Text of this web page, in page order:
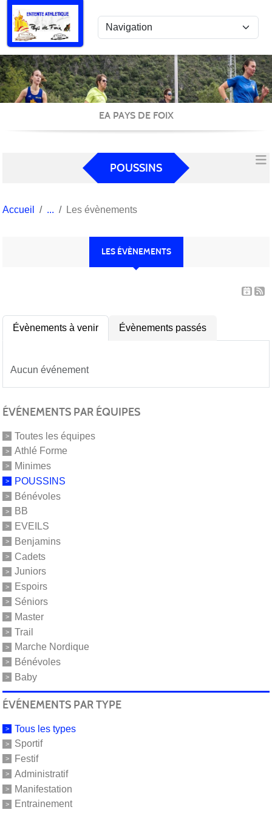
EA PAYS DE FOIX
POUSSINS
Accueil Les évènements
LES ÉVÈNEMENTS
Évènements à venir Évènements passés
Aucun événement
ÉVÉNEMENTS PAR ÉQUIPES
Toutes les équipes
Athlé Forme
Minimes
POUSSINS
Bénévoles
BB
EVEILS
Benjamins
Cadets
Juniors
Espoirs
Séniors
Master
Trail
Marche Nordique
Bénévoles
Baby
ÉVÉNEMENTS PAR TYPE
Tous les types
Sportif
Festif
Administratif
Manifestation
Entrainement
Panneau de gestion des cookies